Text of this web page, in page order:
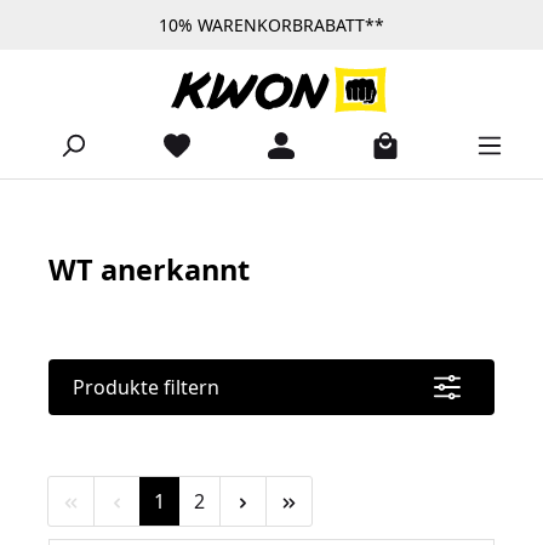
Zum Hauptinhalt springen10% WARENKORBRABATT**
WT anerkannt
Produkte filtern
Seite
1 Seite
2